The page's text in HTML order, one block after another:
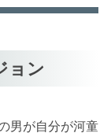
ョン
男が自分が河童